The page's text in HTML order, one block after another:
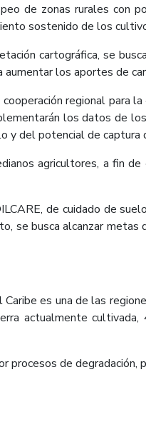
de zonas rurales con
sostenido de los
cartográfica, se
los aportes de
regional para
los datos de
y del potencial de captura
agricultores, a fin
de cuidado de
se busca alcanzar
es una de las
actualmente
de degradación,